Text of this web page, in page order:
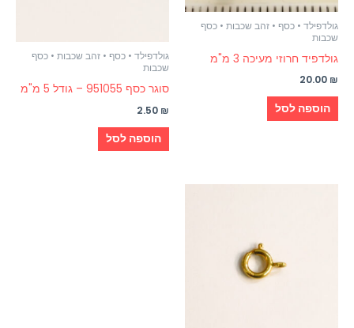
גולדפילד • כסף • זהב שכבות • כסף
שכבות
גולדפיד חרוזי מעיכה 3 מ"מ
20.00 ₪
הוספה לסל
גולדפילד • כסף • זהב שכבות • כסף
שכבות
סוגר כסף 951055 – גודל 5 מ"מ
2.50 ₪
הוספה לסל